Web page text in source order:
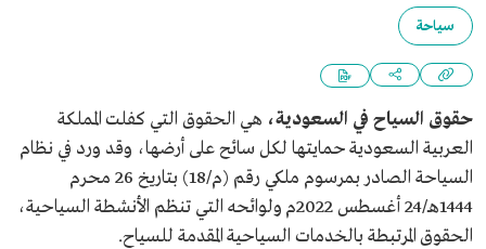
سياحة
حقوق السياح في السعودية، هي الحقوق التي كفلت المملكة
العربية السعودية حمايتها لكل سائح على أرضها، وقد ورد في نظام
السياحة الصادر بمرسوم ملكي رقم (م/18) بتاريخ 26 محرم
1444هـ/24 أغسطس 2022م ولوائحه التي تنظم الأنشطة السياحية،
الحقوق المرتبطة بالخدمات السياحية المقدمة للسياح.